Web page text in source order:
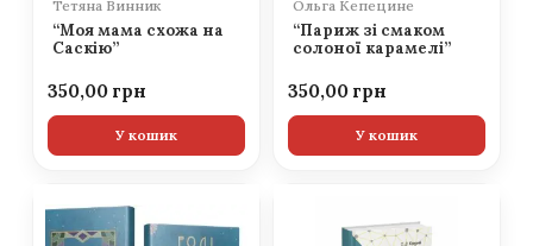
Тетяна Винник
“Моя мама схожа на
Саскію”
350,00
У кошик
Ольга Кепецине
“Париж зі смаком
солоної карамелі”
350,00
У кошик